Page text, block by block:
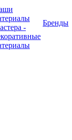
-
Бренды